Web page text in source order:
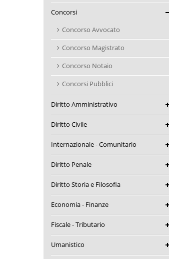
Concorsi
Concorso Avvocato
Concorso Magistrato
Concorso Notaio
Concorsi Pubblici
Diritto Amministrativo
Diritto Civile
Internazionale - Comunitario
Diritto Penale
Diritto Storia e Filosofia
Economia - Finanze
Fiscale - Tributario
Umanistico